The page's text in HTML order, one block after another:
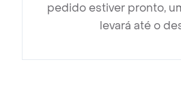
pedido estiver pronto,
levará até o